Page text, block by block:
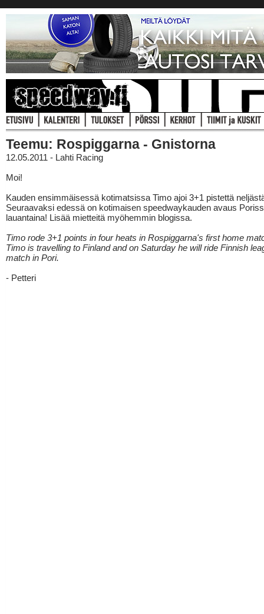
Teemu: Rospiggarna - Gnistorna
12.05.2011 - Lahti Racing
Moi!
Kauden ensimmäisessä kotimatsissa Timo ajoi 3+1 pistettä
Seuraavaksi edessä on kotimaisen speedwaykauden avaus
lauantaina! Lisää mietteitä myöhemmin blogissa.
Timo rode 3+1 points in four heats in Rospiggarna's first home
Timo is travelling to Finland and on Saturday he will ride Finnish
match in Pori.
- Petteri